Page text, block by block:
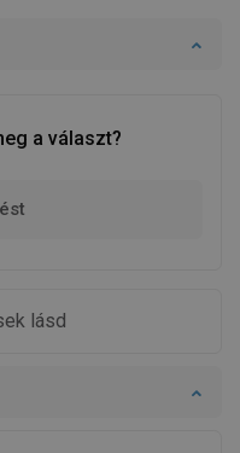
a választ?
lásd